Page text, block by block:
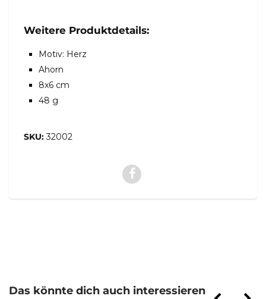
Weitere Produktdetails:
Motiv: Herz
Ahorn
8x6 cm
48 g
SKU:32002
Das könnte dich auch interessieren